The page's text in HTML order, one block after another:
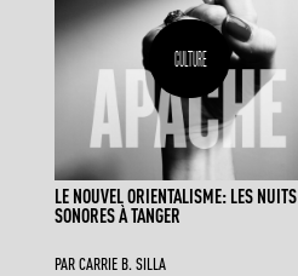
CULTURE
LE NOUVEL ORIENTALISME: LES NUITS
SONORES À TANGER
PARCARRIE B. SILLA